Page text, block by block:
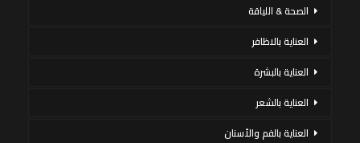
الصحة & اللياقة
العناية بالاظافر
العناية بالبشرة
العناية بالشعر
العناية بالفم والأسنان